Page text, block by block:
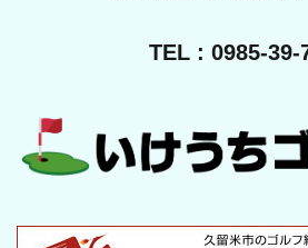
TEL : 0985-39-